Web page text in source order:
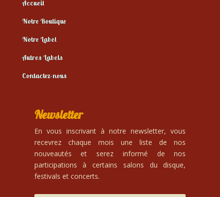
Accueil
Notre Boutique
Notre Label
Autres Labels
Contactez-nous
Newsletter
En vous inscrivant à notre newsletter, vous
recevrez chaque mois une liste de nos
nouveautés et serez informé de nos
participations à certains salons du disque,
festivals et concerts.